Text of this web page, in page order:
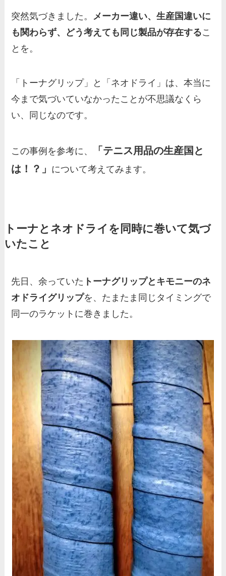
突然気づきました。 メーカー違い、生産国違いに
も関わらず、どう考えても同じ製品が存在するこ
とを。
「トーナグリップ」と「ネオドライ」は、本当に
今まで気づいていなかったことが不思議なくら
い、同じなのです。
この事例を参考に、
「テニス用品の生産国と
は！？」 について考えてみます。
トーナとネオドライを同時に巻いて気づ
いたこと
先日、余っていた トーナグリップとキモニーのネ
オドライグリップを、たまたま同じタイミングで
同一のラケットに巻きました。